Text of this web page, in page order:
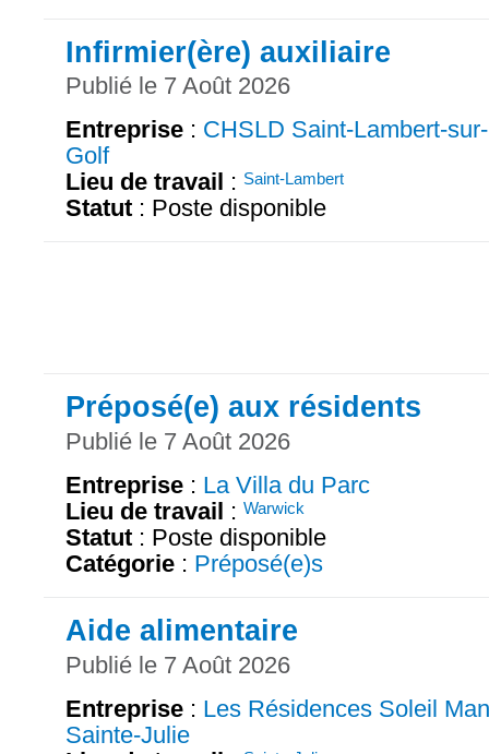
Infirmier(ère) auxiliaire
Publié le 7 Août 2026
Entreprise : CHSLD Saint-Lambert-
Golf
Lieu de travail : Saint-Lambert
Statut : Poste disponible
Préposé(e) aux résidents
Publié le 7 Août 2026
Entreprise : La Villa du Parc
Lieu de travail : Warwick
Statut : Poste disponible
Catégorie : Préposé(e)s
Aide alimentaire
Publié le 7 Août 2026
Entreprise : Les Résidences Soleil
Sainte-Julie